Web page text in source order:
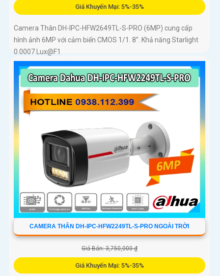
Giá Khuyến Mại: 5%-35%
Camera Thân DH-IPC-HFW2649TL-S-PRO (6MP) cung cấp
hình ảnh 6MP với cảm biến CMOS 1/1. 8”. Khả năng Starlight
0.0007 Lux@F1
CAMERA THÂN DH-IPC-HFW2249TL-S-PRO NGOÀI TRỜI
Giá Bán: 3,750,000 ₫
Giá Khuyến Mại: 5%-35%